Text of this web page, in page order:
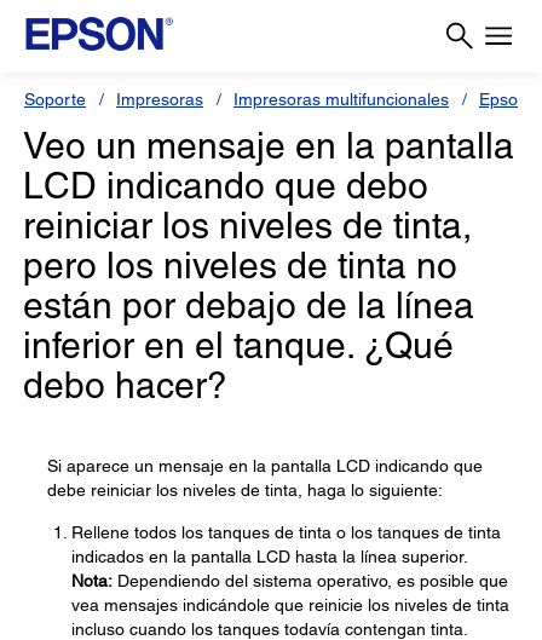
Soporte Impresoras Impresoras multifuncionales Epson L
Veo un mensaje en la pantalla
LCD indicando que debo
reiniciar los niveles de tinta,
pero los niveles de tinta no
están por debajo de la línea
inferior en el tanque. ¿Qué
debo hacer?
Si aparece un mensaje en la pantalla LCD indicando que
debe reiniciar los niveles de tinta, haga lo siguiente:
Rellene todos los tanques de tinta o los tanques de tinta
indicados en la pantalla LCD hasta la línea superior.
Nota: Dependiendo del sistema operativo, es posible que
vea mensajes indicándole que reinicie los niveles de tinta
incluso cuando los tanques todavía contengan tinta.